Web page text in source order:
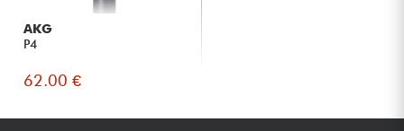
AKG
P4
62.00 €